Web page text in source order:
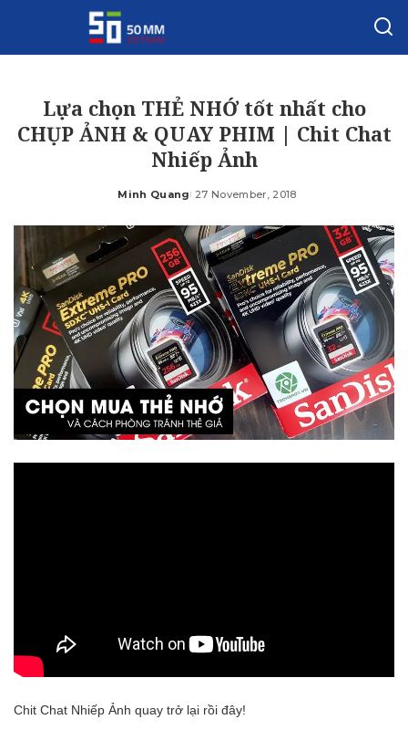
Lựa chọn THẺ NHỚ tốt nhất cho
CHỤP ẢNH & QUAY PHIM | Chit Chat
Nhiếp Ảnh
Posted
Minh Quang 27 November, 2018
Chit Chat Nhiếp Ảnh quay trở lại rồi đây!